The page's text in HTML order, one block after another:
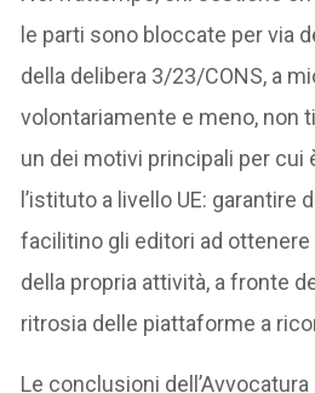
le parti sono bloccate per via
della delibera 3/23/CONS, a
volontariamente e meno, non
un dei motivi principali per
l’istituto a livello UE: garantire
facilitino gli editori ad
della propria attività, a fronte
ritrosia delle piattaforme a
Le conclusioni